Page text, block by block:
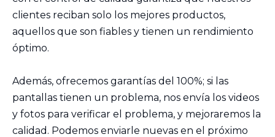
clientes reciban solo los mejores productos,
aquellos que son fiables y tienen un rendimiento
óptimo.
Además, ofrecemos garantías del 100%; si las
pantallas tienen un problema, nos envía los videos
y fotos para verificar el problema, y mejoraremos la
calidad. Podemos enviarle nuevas en el próximo